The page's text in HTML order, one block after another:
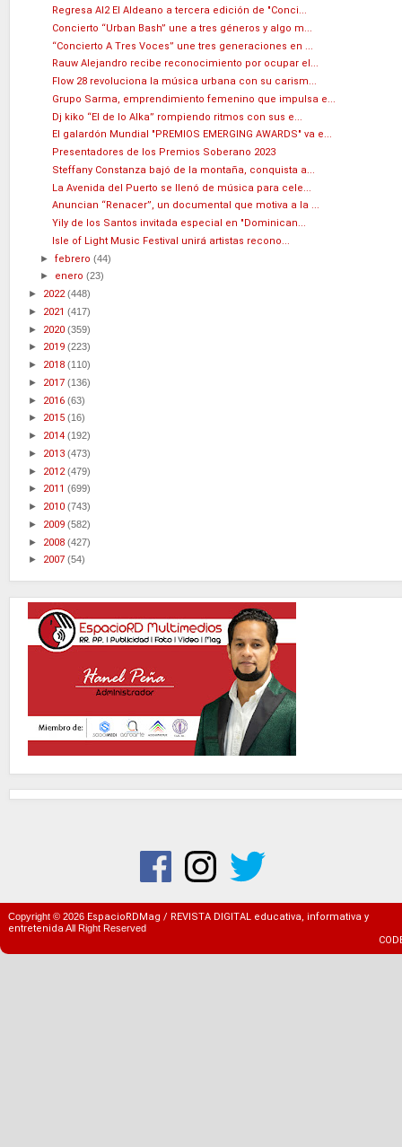
Regresa Al2 El Aldeano a tercera edición de "Conci...
Concierto “Urban Bash” une a tres géneros y algo m...
“Concierto A Tres Voces” une tres generaciones en ...
Rauw Alejandro recibe reconocimiento por ocupar el...
Flow 28 revoluciona la música urbana con su carism...
Grupo Sarma, emprendimiento femenino que impulsa e...
Dj kiko “El de lo Alka” rompiendo ritmos con sus e...
El galardón Mundial "PREMIOS EMERGING AWARDS" va e...
Presentadores de los Premios Soberano 2023
Steffany Constanza bajó de la montaña, conquista a...
La Avenida del Puerto se llenó de música para cele...
Anuncian “Renacer”, un documental que motiva a la ...
Yily de los Santos invitada especial en "Dominican...
Isle of Light Music Festival unirá artistas recono...
►febrero(44)
► enero(23)
► 2022(448)
► 2021 (417)
► 2020 (359)
► 2019 (223)
► 2018 (110)
► 2017 (136)
► 2016 (63)
► 2015 (16)
► 2014 (192)
► 2013 (473)
► 2012(479)
► 2011 (699)
► 2010 (743)
► 2009 (582)
► 2008 (427)
► 2007 (54)
Copyright © 2026 EspacioRDMag / REVISTA DIGITAL educativa, informativa y
entretenidaAll Right Reserved